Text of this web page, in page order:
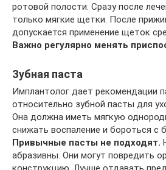
ротовой полости. Сразу после
только мягкие щетки. После
допускается применение щеток
Важно регулярно менять
Зубная паста
Имплантолог дает рекомендации
относительно зубной пасты для
Она должна иметь мягкую
снижать воспаление и бороться с
Привычные пасты не подходят.
абразивны. Они могут повредить